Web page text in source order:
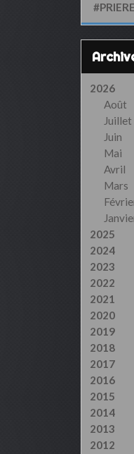
2026
Août
Juillet
Juin
Mai
Avril
Mars
2025
2024
2023
2022
2021
2020
2019
2018
2017
2016
2015
2014
2013
2012